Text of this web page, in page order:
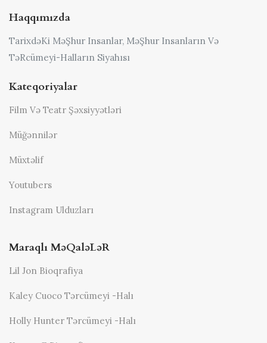
Haqqımızda
TarixdəKi MəŞhur Insanlar, MəŞhur Insanların Və
TəRcümeyi-Halların Siyahısı
Kateqoriyalar
Film Və Teatr Şəxsiyyətləri
Müğənnilər
Müxtəlif
Youtubers
Instagram Ulduzları
Maraqlı MəQaləLəR
Lil Jon Bioqrafiya
Kaley Cuoco Tərcümeyi -halı
Holly Hunter Tərcümeyi -halı